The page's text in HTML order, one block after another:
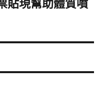
貼現幫助體質噴